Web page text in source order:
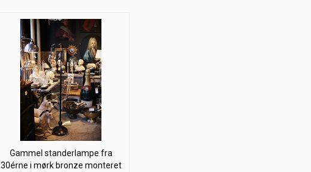
Gammel standerlampe fra
30érne i mørk bronze monteret